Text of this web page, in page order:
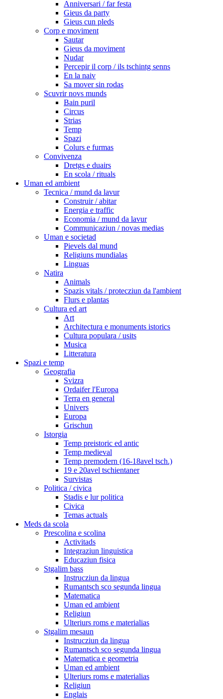
Anniversari / far festa
Gieus da party
Gieus cun pleds
Corp e moviment
Sautar
Gieus da moviment
Nudar
Percepir il corp / ils tschintg senns
En la naiv
Sa mover sin rodas
Scuvrir novs munds
Bain puril
Circus
Strias
Temp
Spazi
Colurs e furmas
Convivenza
Dretgs e duairs
En scola / rituals
Uman ed ambient
Tecnica / mund da lavur
Construir / abitar
Energia e traffic
Economia / mund da lavur
Communicaziun / novas medias
Uman e societad
Pievels dal mund
Religiuns mundialas
Linguas
Natira
Animals
Spazis vitals / protecziun da l'ambient
Flurs e plantas
Cultura ed art
Art
Architectura e monuments istorics
Cultura populara / usits
Musica
Litteratura
Spazi e temp
Geografia
Svizra
Ordaifer l'Europa
Terra en general
Univers
Europa
Grischun
Istorgia
Temp preistoric ed antic
Temp medieval
Temp premodern (16-18avel tsch.)
19 e 20avel tschientaner
Survistas
Politica / civica
Stadis e lur politica
Civica
Temas actuals
Meds da scola
Prescolina e scolina
Activitads
Integraziun linguistica
Educaziun fisica
Stgalim bass
Instrucziun da lingua
Rumantsch sco segunda lingua
Matematica
Uman ed ambient
Religiun
Ulteriurs roms e materialias
Stgalim mesaun
Instrucziun da lingua
Rumantsch sco segunda lingua
Matematica e geometria
Uman ed ambient
Ulteriurs roms e materialias
Religiun
Englais